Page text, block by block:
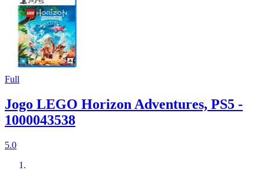
Full
Jogo LEGO Horizon Adventures, PS5 -
1000043538
5.0